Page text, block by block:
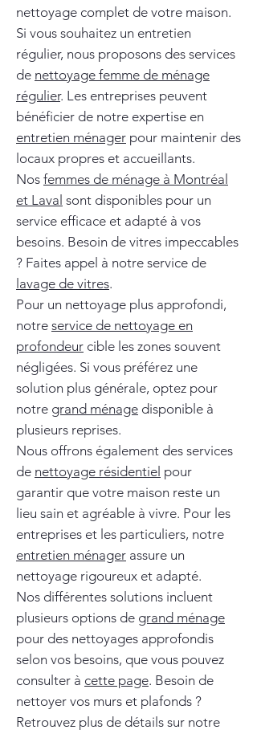
nettoyage complet de votre maison.
Si vous souhaitez un entretien
régulier, nous proposons des services
de nettoyage femme de ménage
régulier. Les entreprises peuvent
bénéficier de notre expertise en
entretien ménager pour maintenir des
locaux propres et accueillants.
Nos femmes de ménage à Montréal
et Laval sont disponibles pour un
service efficace et adapté à vos
besoins. Besoin de vitres impeccables
? Faites appel à notre service de
lavage de vitres.
Pour un nettoyage plus approfondi,
notre service de nettoyage en
profondeur cible les zones souvent
négligées. Si vous préférez une
solution plus générale, optez pour
notre grand ménage disponible à
plusieurs reprises.
Nous offrons également des services
de nettoyage résidentiel pour
garantir que votre maison reste un
lieu sain et agréable à vivre. Pour les
entreprises et les particuliers, notre
entretien ménager assure un
nettoyage rigoureux et adapté.
Nos différentes solutions incluent
plusieurs options de grand ménage
pour des nettoyages approfondis
selon vos besoins, que vous pouvez
consulter à cette page. Besoin de
nettoyer vos murs et plafonds ?
Retrouvez plus de détails sur notre